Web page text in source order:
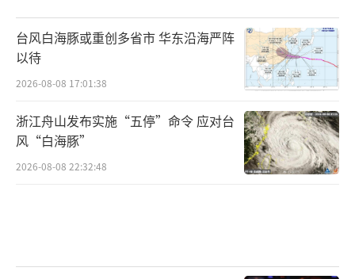
台风白海豚或重创多省市 华东沿海严阵
以待
2026-08-08 17:01:38
浙江舟山发布实施“五停”命令 应对台
风“白海豚”
2026-08-08 22:32:48